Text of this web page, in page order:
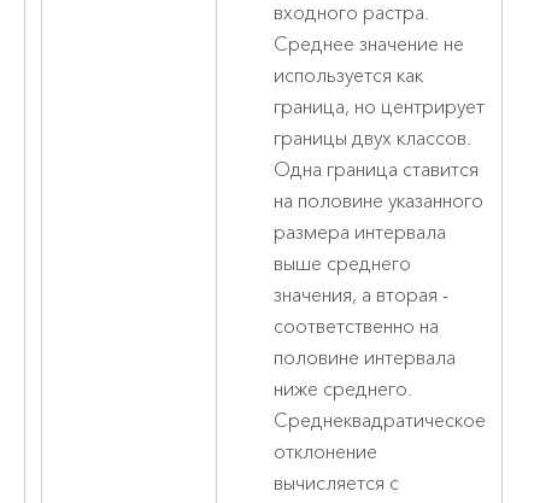
входного растра.
Среднее значение не
используется как
граница, но центрирует
границы двух классов.
Одна граница ставится
на половине указанного
размера интервала
выше среднего
значения, а вторая -
соответственно на
половине интервала
ниже среднего.
Среднеквадратическое
отклонение
вычисляется с